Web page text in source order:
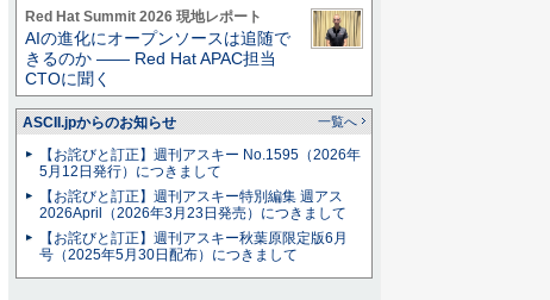
Red Hat Summit 2026 現地レポート
AIの進化にオープンソースは追随で
きるのか ―― Red Hat APAC担当
CTOに聞く
ASCII.jpからのお知らせ 一覧へ
【お詫びと訂正】週刊アスキー No.1595（2026年
5月12日発行）につきまして
【お詫びと訂正】週刊アスキー特別編集 週アス
2026April（2026年3月23日発売）につきまして
【お詫びと訂正】週刊アスキー秋葉原限定版6月
号（2025年5月30日配布）につきまして